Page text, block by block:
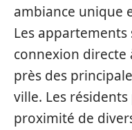
ambiance unique
Les
connexion directe
près des
ville. Les
proximité de